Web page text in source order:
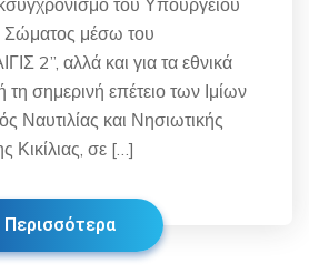
Σώματος μέσω του
2”, αλλά και για τα εθνικά
σημερινή επέτειο των Ιμίων
Ναυτιλίας και Νησιωτικής
Κικίλιας, σε […]
Περισσότερα